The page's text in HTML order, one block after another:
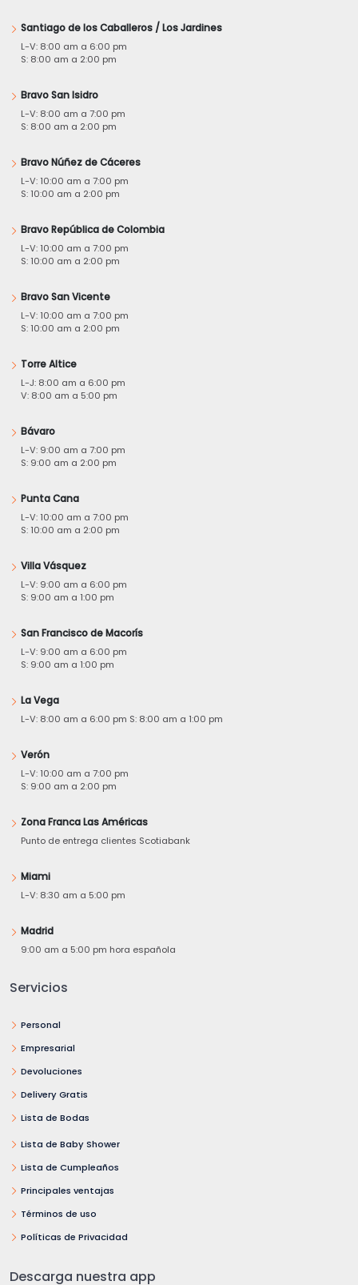
Santiago de los Caballeros / Los Jardines
L-V: 8:00 am a 6:00 pm
S: 8:00 am a 2:00 pm
Bravo San Isidro
L-V: 8:00 am a 7:00 pm
S: 8:00 am a 2:00 pm
Bravo Núñez de Cáceres
L-V: 10:00 am a 7:00 pm
S: 10:00 am a 2:00 pm
Bravo República de Colombia
L-V: 10:00 am a 7:00 pm
S: 10:00 am a 2:00 pm
Bravo San Vicente
L-V: 10:00 am a 7:00 pm
S: 10:00 am a 2:00 pm
Torre Altice
L-J: 8:00 am a 6:00 pm
V: 8:00 am a 5:00 pm
Bávaro
L-V: 9:00 am a 7:00 pm
S: 9:00 am a 2:00 pm
Punta Cana
L-V: 10:00 am a 7:00 pm
S: 10:00 am a 2:00 pm
Villa Vásquez
L-V: 9:00 am a 6:00 pm
S: 9:00 am a 1:00 pm
San Francisco de Macorís
L-V: 9:00 am a 6:00 pm
S: 9:00 am a 1:00 pm
La Vega
L-V: 8:00 am a 6:00 pm S: 8:00 am a 1:00 pm
Verón
L-V: 10:00 am a 7:00 pm
S: 9:00 am a 2:00 pm
Zona Franca Las Américas
Punto de entrega clientes Scotiabank
Miami
L-V: 8:30 am a 5:00 pm
Madrid
9:00 am a 5:00 pm hora española
Servicios
Personal
Empresarial
Devoluciones
Delivery Gratis
Lista de Bodas
Lista de Baby Shower
Lista de Cumpleaños
Principales ventajas
Términos de uso
Políticas de Privacidad
Descarga nuestra app